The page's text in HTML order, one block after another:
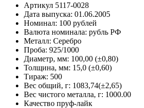
Артикул 5117-0028
Дата выпуска: 01.06.2005
Номинал: 100 рублей
Валюта номинала: рубль РФ
Металл: Серебро
Проба: 925/1000
Диаметр, мм: 100,00 (±0,80)
Толщина, мм: 15,0 (±0,60)
Тираж: 500
Вес общий, г: 1083,74(±2,65)
Вес чистого металла, г: 1000.00
Качество пруф-лайк